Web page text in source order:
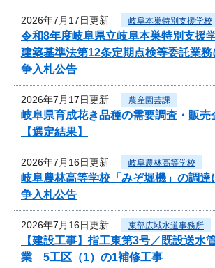
2026年7月17日更新 岐阜本巣特別支援学校
令和8年度岐阜県立岐阜本巣特別支援
建築基準法第12条定期点検等委託業
争入札公告
2026年7月17日更新 農産園芸課
岐阜県育成花き品種の需要調査・販売
【選定結果】
2026年7月16日更新 岐阜農林高等学校
岐阜農林高等学校「みぞ堀機」の調達
争入札公告
2026年7月16日更新 東部広域水道事務所
【建設工事】指工東第3号／既設送水
業 5工区（1）の1補修工事